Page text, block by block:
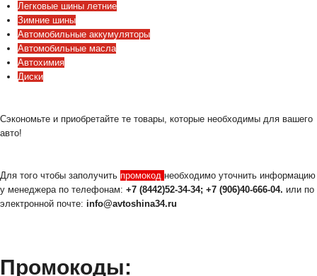
Легковые шины летние
Зимние шины
Автомобильные аккумуляторы
Автомобильные масла
Автохимия
Диски
Сэкономьте и приобретайте те товары, которые необходимы для вашего
авто!
Для того чтобы заполучить промокод необходимо уточнить информацию
у менеджера по телефонам: +7 (8442)52-34-34; +7 (906)40-666-04. или по
электронной почте: info@avtoshina34.ru
Промокоды: